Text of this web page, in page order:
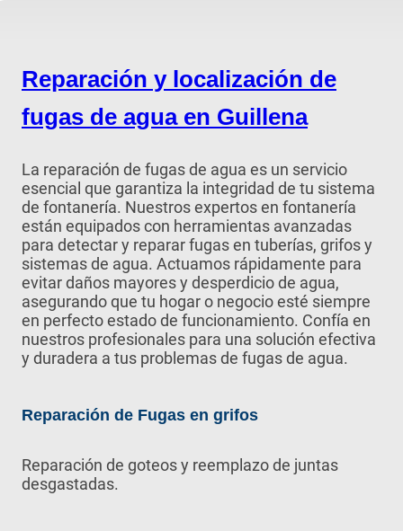
Reparación y localización de
fugas de agua en Guillena
La reparación de fugas de agua es un servicio
esencial que garantiza la integridad de tu sistema
de fontanería. Nuestros expertos en fontanería
están equipados con herramientas avanzadas
para detectar y reparar fugas en tuberías, grifos y
sistemas de agua. Actuamos rápidamente para
evitar daños mayores y desperdicio de agua,
asegurando que tu hogar o negocio esté siempre
en perfecto estado de funcionamiento. Confía en
nuestros profesionales para una solución efectiva
y duradera a tus problemas de fugas de agua.
Reparación de Fugas en grifos
Reparación de goteos y reemplazo de juntas
desgastadas.